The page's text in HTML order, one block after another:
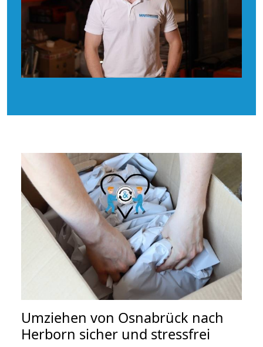
Umziehen von Osnabrück nach
Herborn sicher und stressfrei